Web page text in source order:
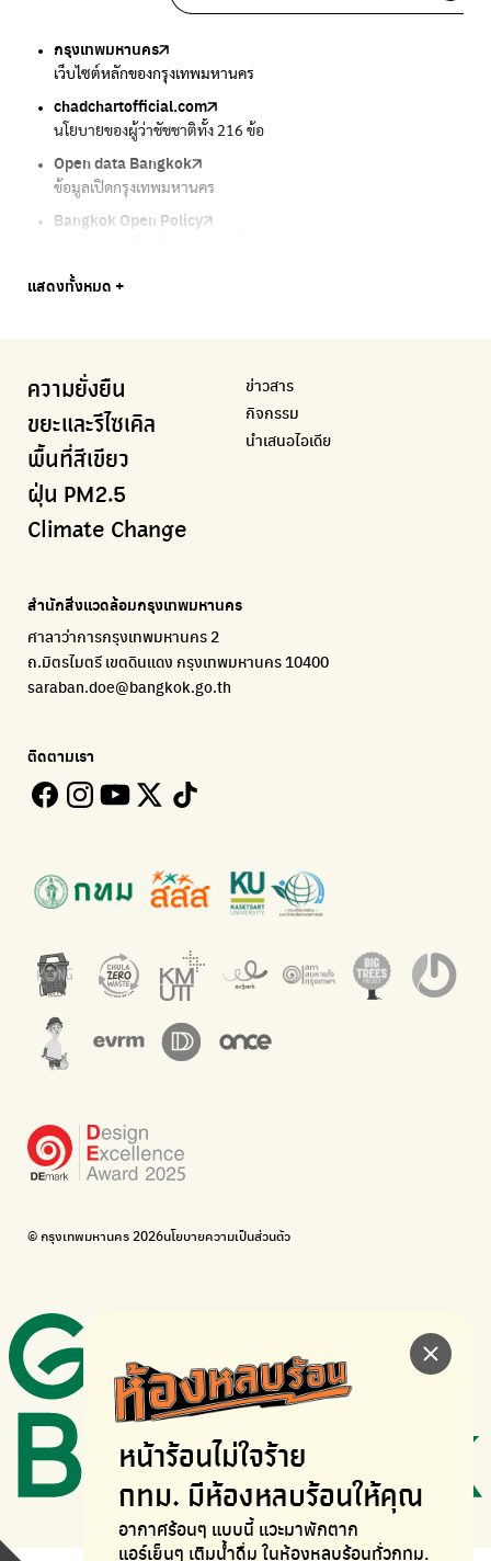
หน้าร้อนไม่ใจร้าย
กทม. มีห้องหลบร้อนให้คุณ
อากาศร้อนๆ แบบนี้ แวะมาพักตาก
แอร์เย็นๆ เติมน้ำดื่ม ในห้องหลบร้อนทั่วกทม.
กรุงเทพมหานคร
เว็บไซต์หลักของกรุงเทพมหานคร
chadchartofficial.com
นโยบายของผู้ว่าชัชชาติทั้ง 216 ข้อ
Open data Bangkok
ข้อมูลเปิดกรุงเทพมหานคร
Bangkok Open Policy
Bangkok Trees
BKK Zero Waste
กรุงเทพฯไม่เทรวม
ลุงซาเล้งกับขยะที่หายไป
CHULA Zero Waste
จัดการขยะภายในพื้นที่อย่างเป็นระบบ
ECOLIFE
แพลตฟอร์มเพื่อสิ่งแวดล้อม
Environman
ติดตามความคืบหน้านโยบายกรุงเทพมหานคร
Kong Green Green
แอปแยกขยะได้ง่ายๆเพียงสแกนบาร์โค้ดสินค้า
Net Zero Carbon
The Sustainment
การบริหารองค์กรเพื่อสังคมและสิ่งแวดล้อม
WonWon
รวมร้านซ่อมใกล้บ้านคุณ
Bike for Everyone
BUCA
ภาคีจักรยานเมือง กรุงเทพฯ
เดินไป ปั่นไป
แสดงทั้งหมด +
Traffy Fondue
แจ้งปัญหาขยะ เพื่อให้หน่วยงานแก้ไข
BKK Zero Waste
กรุงเทพฯไม่เทรวม
ลุงซาเล้งกับขยะที่หายไป
เริ่มแยกขยะตั้งแต่วันนี้ เดี๋ยวลุงสอนให้
CHULA Zero Waste
Green2Get
กรมควบคุมมลพิษ
แหล่งข้อมูลเกี่ยวกับมาตรฐานคุณภาพอากาศ น้ำ และเสียง
มูลนิธิโลกสีเขียว
How to ting
การแยกขยะให้สนุก
Plaplus
แพลตฟอร์มการจัดการพลาสติกชีวภาพหลังการกินดื่ม
Loopers
รับซื้อขยะถึงบ้าน
ECOLIFE
กำจัด E-waste อย่างถูกวิธี ตามจุดรับ และไปรษณีย์
Green map
มือวิเศษกรุงเทพ
บริจาคขยะไปอัพไซเคิลเป็นชุดพนักงานกวาดถนน
WonWon
รวมร้านซ่อมใกล้บ้านคุณ
Traffy Fondue
แจ้งปัญหาฝุ่น เพื่อให้หน่วยงานแก้ไข
Airbkk
รายงานคุณภาพอากาศในกรุงเทพมหานคร
Air4Thai
ตรวจสอบสภาพอากาศรอบตัวคุณง่ายๆ
กรมควบคุมมลพิษ
Line Alert
Greenpeace
มูลนิธิสภาประชาชนเพื่อสิ่งแวดล้อม
สำนักสิ่งแวดล้อม กรุงเทพมหานคร
เตะฝุ่น
แผนที่การระบายอากาศในช่วงสูงสุดของแต่ละวัน
Bangkok Trees
ความคืบหน้าโครงการต้นไม้ล้านต้น
Greener Bangkok 2030
โครงการเพิ่มพื้นที่สีเขียวภายในปี 2030
We park
เครือข่ายพัฒนาเมืองและชุมชนสุขภาวะ
Thai Green Urban (TGU)
Urban Design and Development Center
กระทรวงทรัพยากรธรรมชาติและสิ่งแวดล้อม
กรมส่งเสริมคุณภาพและสิ่งแวดล้อม
DCCE
กรมการเปลี่ยนแปลงสภาพภูมิอากาศและสิ่งแวดล้อม
BangkokStories
เรื่องราวในกรุงเทพโดยครีเอเตอร์
กรมควบคุมมลพิษ
แหล่งข้อมูลเกี่ยวกับมาตรฐานคุณภาพอากาศ น้ำ และเสียง
Greenpeace
Climate Strike Thailand
Carbon Footprint Thailand
เรียนรู้เครื่องมือคำนวณคาร์บอนฟุตพริ้นท์
กรมอุตุนิยมวิทยา
Net Zero Carbon
Everything about our planet and more
35 Hours Bangkok Nature Play
โครงการ 35 ชั่วโมงการเรียนรู้ธรรมชาติผ่านการเล่น
ความยั่งยืน
ขยะและรีไซเคิล
พื้นที่สีเขียว
ฝุ่น PM2.5
Climate Change
ข่าวสาร
กิจกรรม
นำเสนอไอเดีย
สำนักสิ่งแวดล้อมกรุงเทพมหานคร
ศาลาว่าการกรุงเทพมหานคร 2
ถ.มิตรไมตรี เขตดินแดง กรุงเทพมหานคร 10400
saraban.doe@bangkok.go.th
ติดตามเรา
© กรุงเทพมหานคร 2026นโยบายความเป็นส่วนตัว